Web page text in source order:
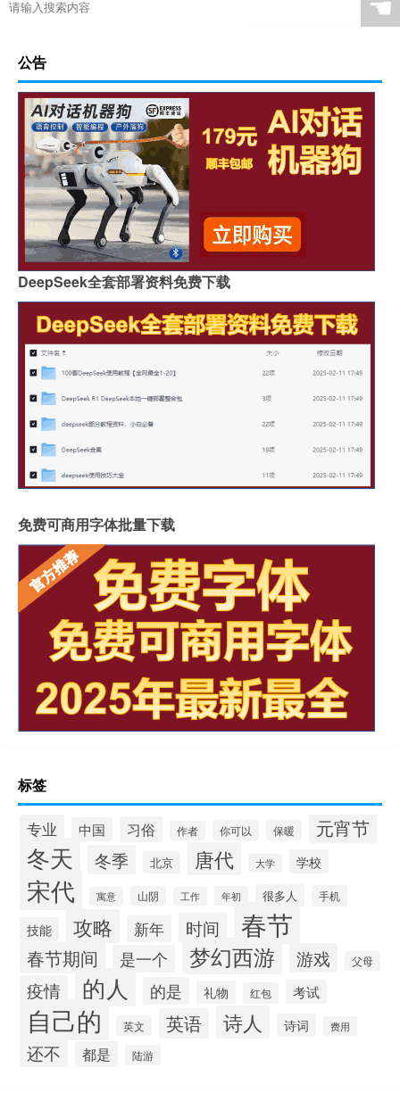
☚
公告
DeepSeek全套部署资料免费下载
免费可商用字体批量下载
标签
专业 中国 习俗 作者 你可以 保暖 元宵节
冬天 冬季 北京 唐代 大学 学校
宋代 寓意 山阴 工作 年初 很多人 手机
技能 攻略 新年 时间 春节
春节期间 是一个 梦幻西游 游戏 父母
疫情 的人 的是 礼物 红包 考试
自己的 英文 英语 诗人 诗词 费用
还不 都是 陆游